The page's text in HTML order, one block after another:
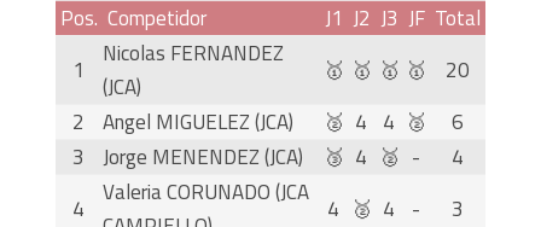
Pos. Competidor J1 J2 J3 JF Total
1
Nicolas FERNANDEZ
(JCA)
🥇 🥇 🥇 🥇
20
2
Angel MIGUELEZ (JCA) 🥈 4 4 🥈
6
3
Jorge MENENDEZ (JCA) 🥉 4 🥈 -
4
4
Valeria CORUNADO (JCA
4 🥈 4 -
3